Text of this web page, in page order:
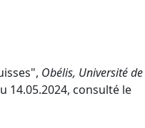
Obélis, Université de
14.05.2024, consulté le